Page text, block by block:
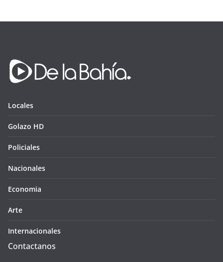
Locales
Golazo HD
Policiales
Nacionales
Economia
Arte
Internacionales
Contactanos